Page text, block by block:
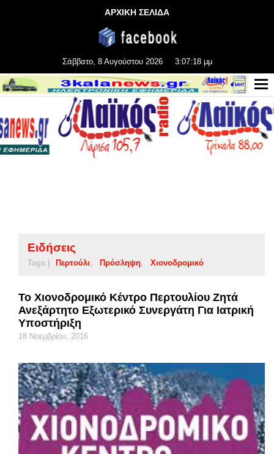
ΑΡΧΙΚΗ ΣΕΛΙΔΑ
Σάββατο, 8 Αυγούστου 2026 3:07:19 μμ
Ειδήσεις
Tags | Περτούλι Πρόσληψη Χιονοδρομικό
Το Χιονοδρομικό Κέντρο Περτουλίου Ζητά
Ανεξάρτητο Εξωτερικό Συνεργάτη Για Ιατρική
Υποστήριξη
18 Νοεμβρίου, 2016